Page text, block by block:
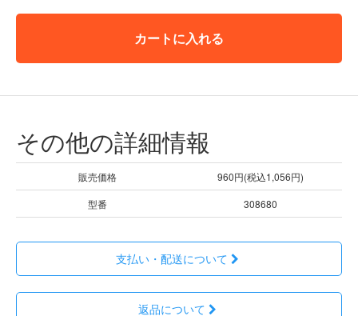
カートに入れる
その他の詳細情報
販売価格
960円(税込1,056円)
型番
308680
支払い・配送について
返品について